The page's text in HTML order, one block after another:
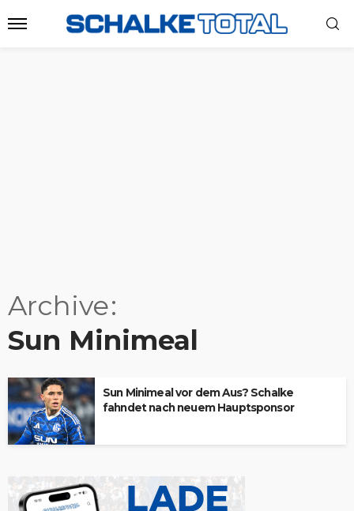
Archive
Sun Minimeal
Sun Minimeal vor dem Aus? Schalke
fahndet nach neuem Hauptsponsor